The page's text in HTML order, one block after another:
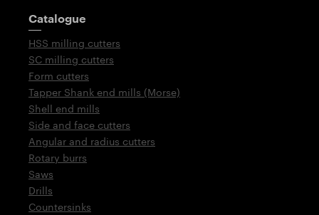
Guidepost
Catalogue
HSS milling cutters
SC milling cutters
Form cutters
Tapper Shank end mills (Morse)
Shell end mills
Side and face cutters
Angular and radius cutters
Rotary burrs
Saws
Drills
Countersinks